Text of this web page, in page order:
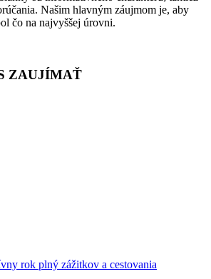
Našim hlavným záujmom je, aby
čo na najvyššej úrovni.
ZAUJÍMAŤ
rok plný zážitkov a cestovania